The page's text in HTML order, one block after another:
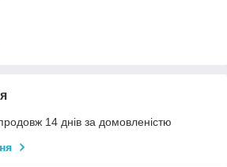
14 днів за домовленістю